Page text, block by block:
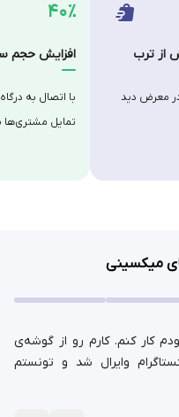
۴۰٪
افزایش حجم
با اتصال به
تمایل
از ترب
معرض دید
میکسینی
کار کنم. کارم رو از گوشه‌ی
وایرال شد و تونستم